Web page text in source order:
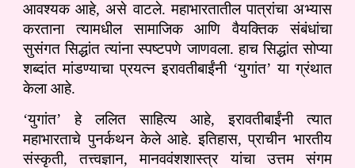
आवश्यक आहे, असे वाटले. महाभारतातील पात्रांचा अभ्यास
करताना त्यामधील सामाजिक आणि वैयक्तिक संबंधांचा
सुसंगत सिद्धांत त्यांना स्पष्टपणे जाणवला. हाच सिद्धांत सोप्या
शब्दांत मांडण्याचा प्रयत्न इरावतीबाईंनी ‘युगांत’ या ग्रंथात
केला आहे.
‘युगांत’ हे ललित साहित्य आहे, इरावतीबाईंनी त्यात
महाभारताचे पुनर्कथन केले आहे. इतिहास, प्राचीन भारतीय
संस्कृती, तत्त्वज्ञान, मानववंशशास्त्र यांचा उत्तम संगम